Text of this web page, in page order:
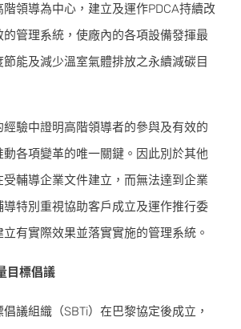
領導為中心，建立及運作PDCA持續改
管理系統，使廠內的各項設備發揮最
能及減少溫室氣體排放之永續減碳目
驗中證明高階領導者的參與及有效的
各項變革的唯一關鍵。因此別於其他
輔導企業文件建立，而無法達到企業
導特別重視協助客戶成立及運作推行委
有實際效果並落實實施的管理系統。
目標倡議
議組織（SBTi）在巴黎協定後成立，